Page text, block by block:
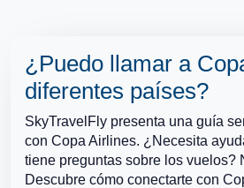
¿Puedo llamar a
diferentes países?
SkyTravelFly presenta una guía
con Copa Airlines. ¿Necesita
tiene preguntas sobre los vuelos?
Descubre cómo conectarte con